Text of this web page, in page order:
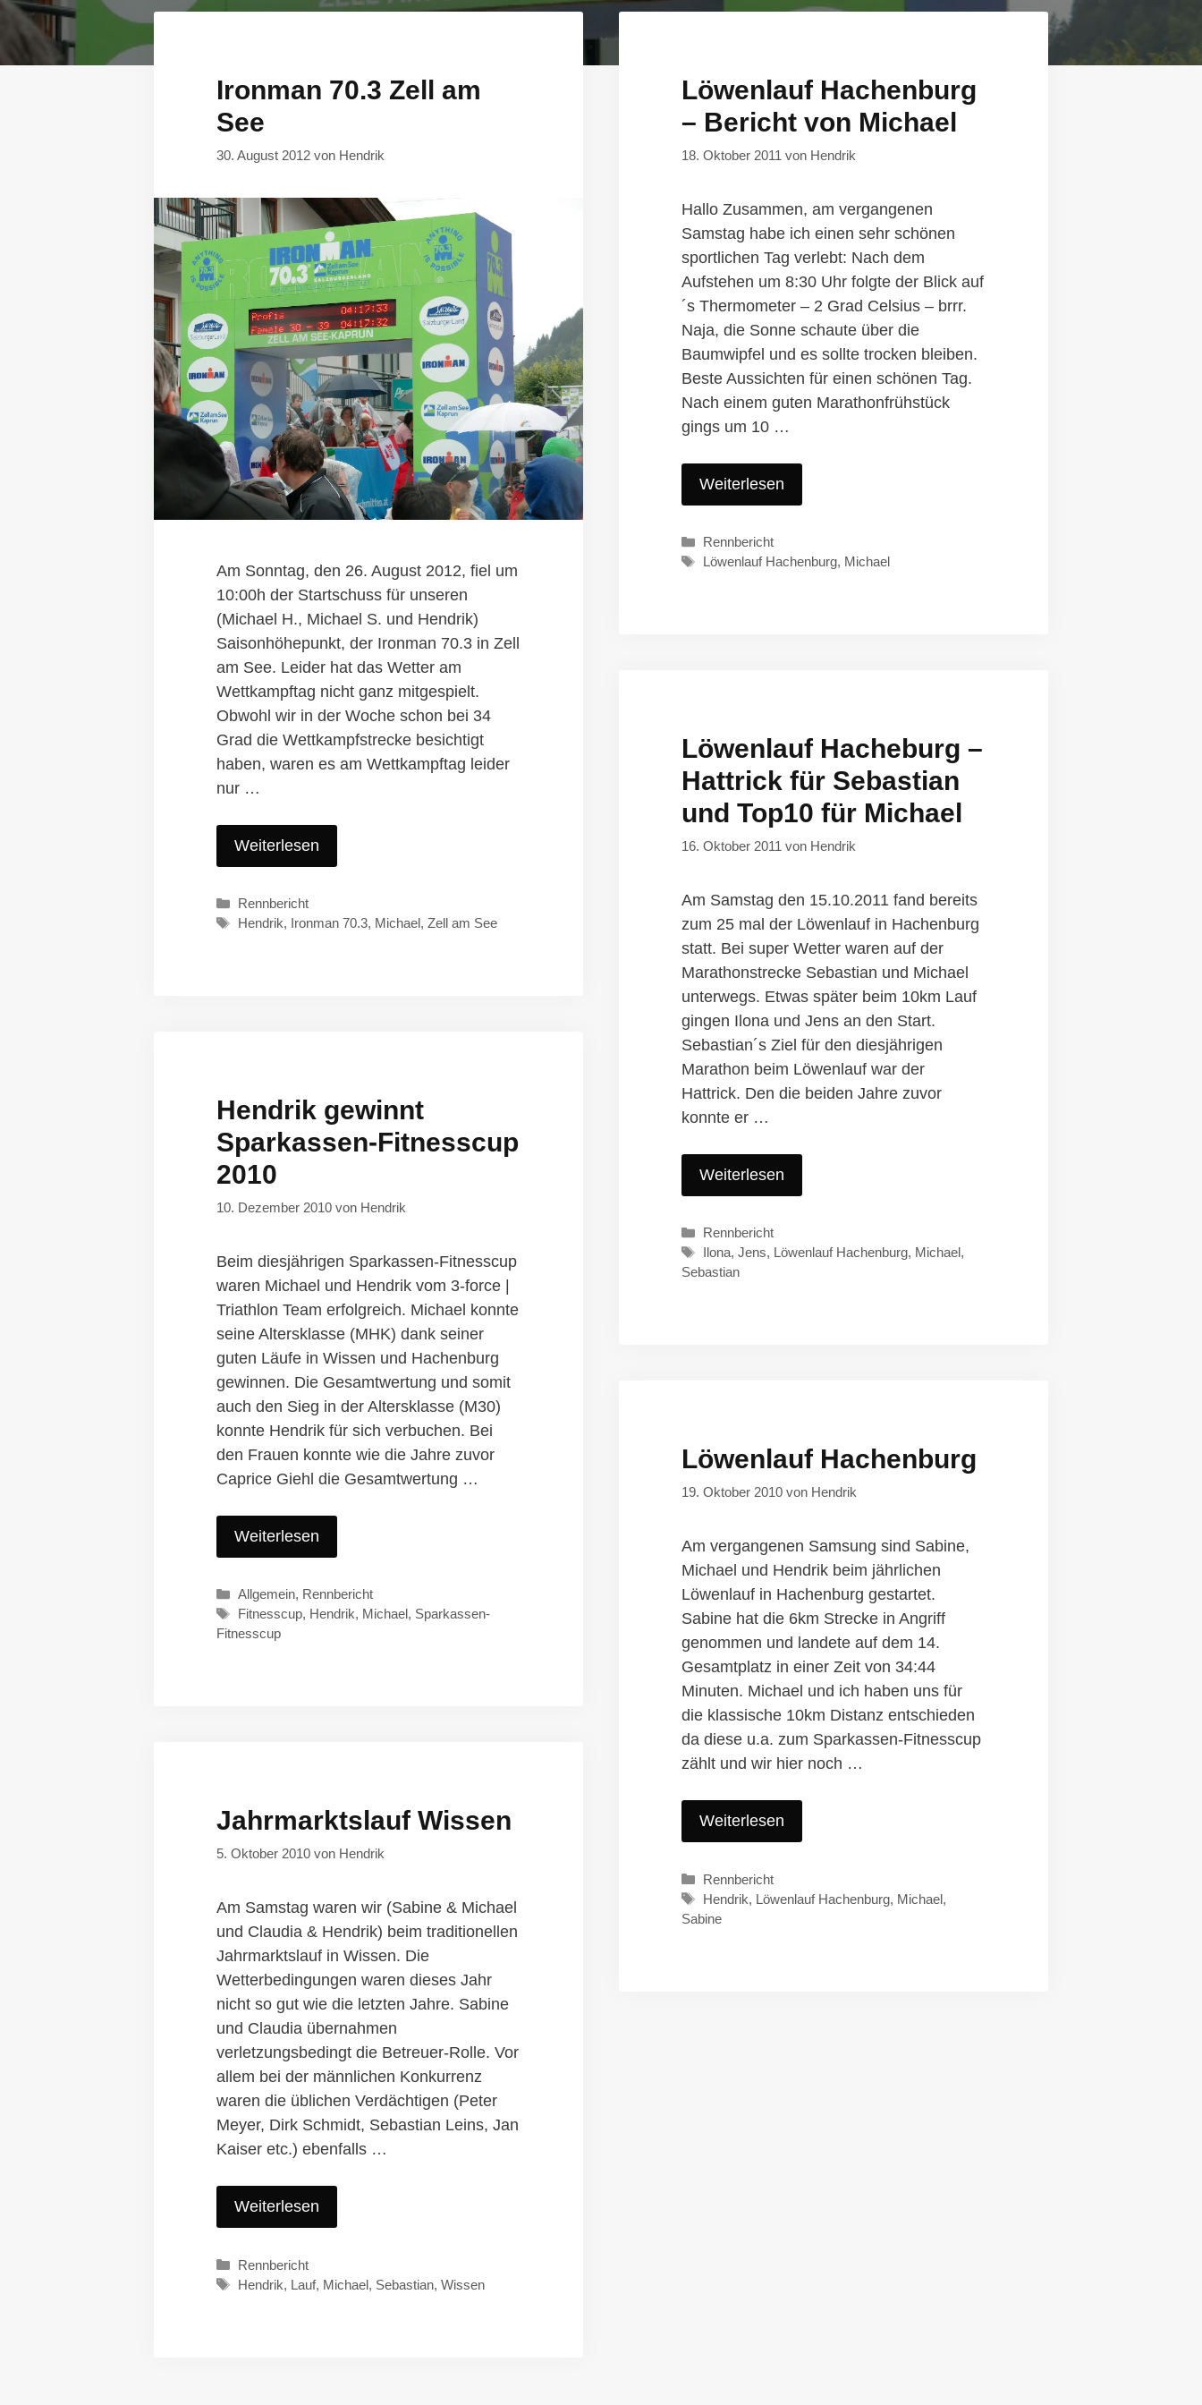
Ironman 70.3 Zell am
See
30. August 2012 von Hendrik
Am Sonntag, den 26. August 2012, fiel um
10:00h der Startschuss für unseren
(Michael H., Michael S. und Hendrik)
Saisonhöhepunkt, der Ironman 70.3 in Zell
am See. Leider hat das Wetter am
Wettkampftag nicht ganz mitgespielt.
Obwohl wir in der Woche schon bei 34
Grad die Wettkampfstrecke besichtigt
haben, waren es am Wettkampftag leider
nur …
Weiterlesen
Kategorien
Rennbericht
Schlagwörter
Hendrik, Ironman 70.3, Michael,Zell am See
Löwenlauf Hachenburg
– Bericht von Michael
18. Oktober 2011 von Hendrik
Hallo Zusammen, am vergangenen
Samstag habe ich einen sehr schönen
sportlichen Tag verlebt: Nach dem
Aufstehen um 8:30 Uhr folgte der Blick auf
´s Thermometer – 2 Grad Celsius – brrr.
Naja, die Sonne schaute über die
Baumwipfel und es sollte trocken bleiben.
Beste Aussichten für einen schönen Tag.
Nach einem guten Marathonfrühstück
gings um 10 …
Weiterlesen
Kategorien
Rennbericht
Schlagwörter
Löwenlauf Hachenburg, Michael
Löwenlauf Hacheburg –
Hattrick für Sebastian
und Top10 für Michael
16. Oktober 2011 von Hendrik
Am Samstag den 15.10.2011 fand bereits
zum 25 mal der Löwenlauf in Hachenburg
statt. Bei super Wetter waren auf der
Marathonstrecke Sebastian und Michael
unterwegs. Etwas später beim 10km Lauf
gingen Ilona und Jens an den Start.
Sebastian´s Ziel für den diesjährigen
Marathon beim Löwenlauf war der
Hattrick. Den die beiden Jahre zuvor
konnte er …
Weiterlesen
Kategorien
Rennbericht
Schlagwörter
Ilona,Jens, Löwenlauf Hachenburg, Michael ,
Sebastian
Hendrik gewinnt
Sparkassen-Fitnesscup
2010
10. Dezember 2010 von Hendrik
Beim diesjährigen Sparkassen-Fitnesscup
waren Michael und Hendrik vom 3-force |
Triathlon Team erfolgreich. Michael konnte
seine Altersklasse (MHK) dank seiner
guten Läufe in Wissen und Hachenburg
gewinnen. Die Gesamtwertung und somit
auch den Sieg in der Altersklasse (M30)
konnte Hendrik für sich verbuchen. Bei
den Frauen konnte wie die Jahre zuvor
Caprice Giehl die Gesamtwertung …
Weiterlesen
Kategorien
Allgemein, Rennbericht
Schlagwörter
Fitnesscup, Hendrik, Michael , Sparkassen-
Fitnesscup
Löwenlauf Hachenburg
19. Oktober 2010 von Hendrik
Am vergangenen Samsung sind Sabine,
Michael und Hendrik beim jährlichen
Löwenlauf in Hachenburg gestartet.
Sabine hat die 6km Strecke in Angriff
genommen und landete auf dem 14.
Gesamtplatz in einer Zeit von 34:44
Minuten. Michael und ich haben uns für
die klassische 10km Distanz entschieden
da diese u.a. zum Sparkassen-Fitnesscup
zählt und wir hier noch …
Weiterlesen
Kategorien
Rennbericht
Schlagwörter
Hendrik, Löwenlauf Hachenburg, Michael,
Sabine
Jahrmarktslauf Wissen
5. Oktober 2010 von Hendrik
Am Samstag waren wir (Sabine & Michael
und Claudia & Hendrik) beim traditionellen
Jahrmarktslauf in Wissen. Die
Wetterbedingungen waren dieses Jahr
nicht so gut wie die letzten Jahre. Sabine
und Claudia übernahmen
verletzungsbedingt die Betreuer-Rolle. Vor
allem bei der männlichen Konkurrenz
waren die üblichen Verdächtigen (Peter
Meyer, Dirk Schmidt, Sebastian Leins, Jan
Kaiser etc.) ebenfalls …
Weiterlesen
Kategorien
Rennbericht
Schlagwörter
Hendrik, Lauf, Michael, Sebastian,Wissen